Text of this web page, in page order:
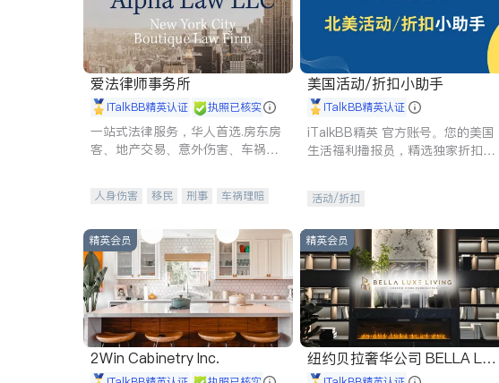
爱法律师事务所
iTalkBB精英认证 执照已核实
一站式法律服务，华人首选.房东房
客、地产交易、意外伤害、车祸重
人身伤害 移民 刑事
车祸理赔
商标注册
索赔 律师-其它 保释
美国活动/折扣小助手
iTalkBB精英认证
iTalkBB精英 官方账号。您的美国
生活福利播报员，精选独家折扣、
活动/折扣
精英会员
2Win Cabinetry Inc.
精英会员
纽约贝拉奢华公司 BELLA LUX
E